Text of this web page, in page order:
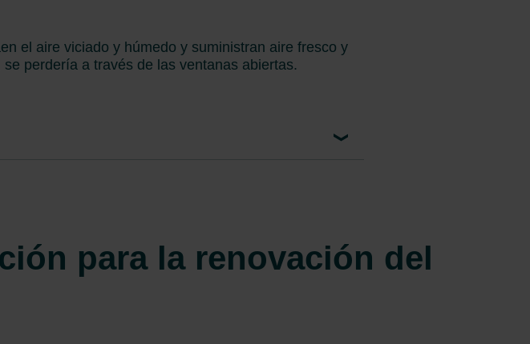
el aire viciado y húmedo y suministran aire fresco y
perdería a través de las ventanas abiertas.
para la renovación del